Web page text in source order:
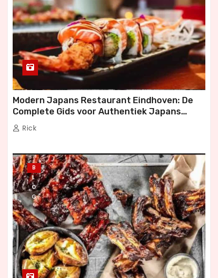
Modern Japans Restaurant Eindhoven: De
Complete Gids voor Authentiek Japans
Dineren
Rick
B
L
O
G